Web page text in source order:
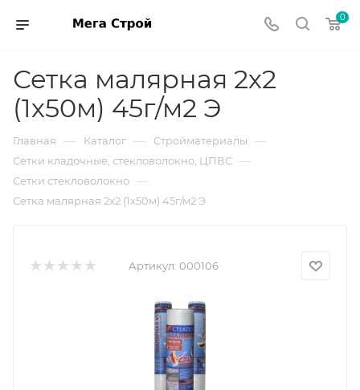
0
Сетка малярная 2х2
(1х50м) 45г/м2 Э
Главная — Каталог — Стройматериалы —
Сетки кладочные, стекловолокно, ЦПВС —
Сетки стекловолокно —
Сетка малярная 2х2 (1х50м) 45г/м2 Э
Артикул: 000106